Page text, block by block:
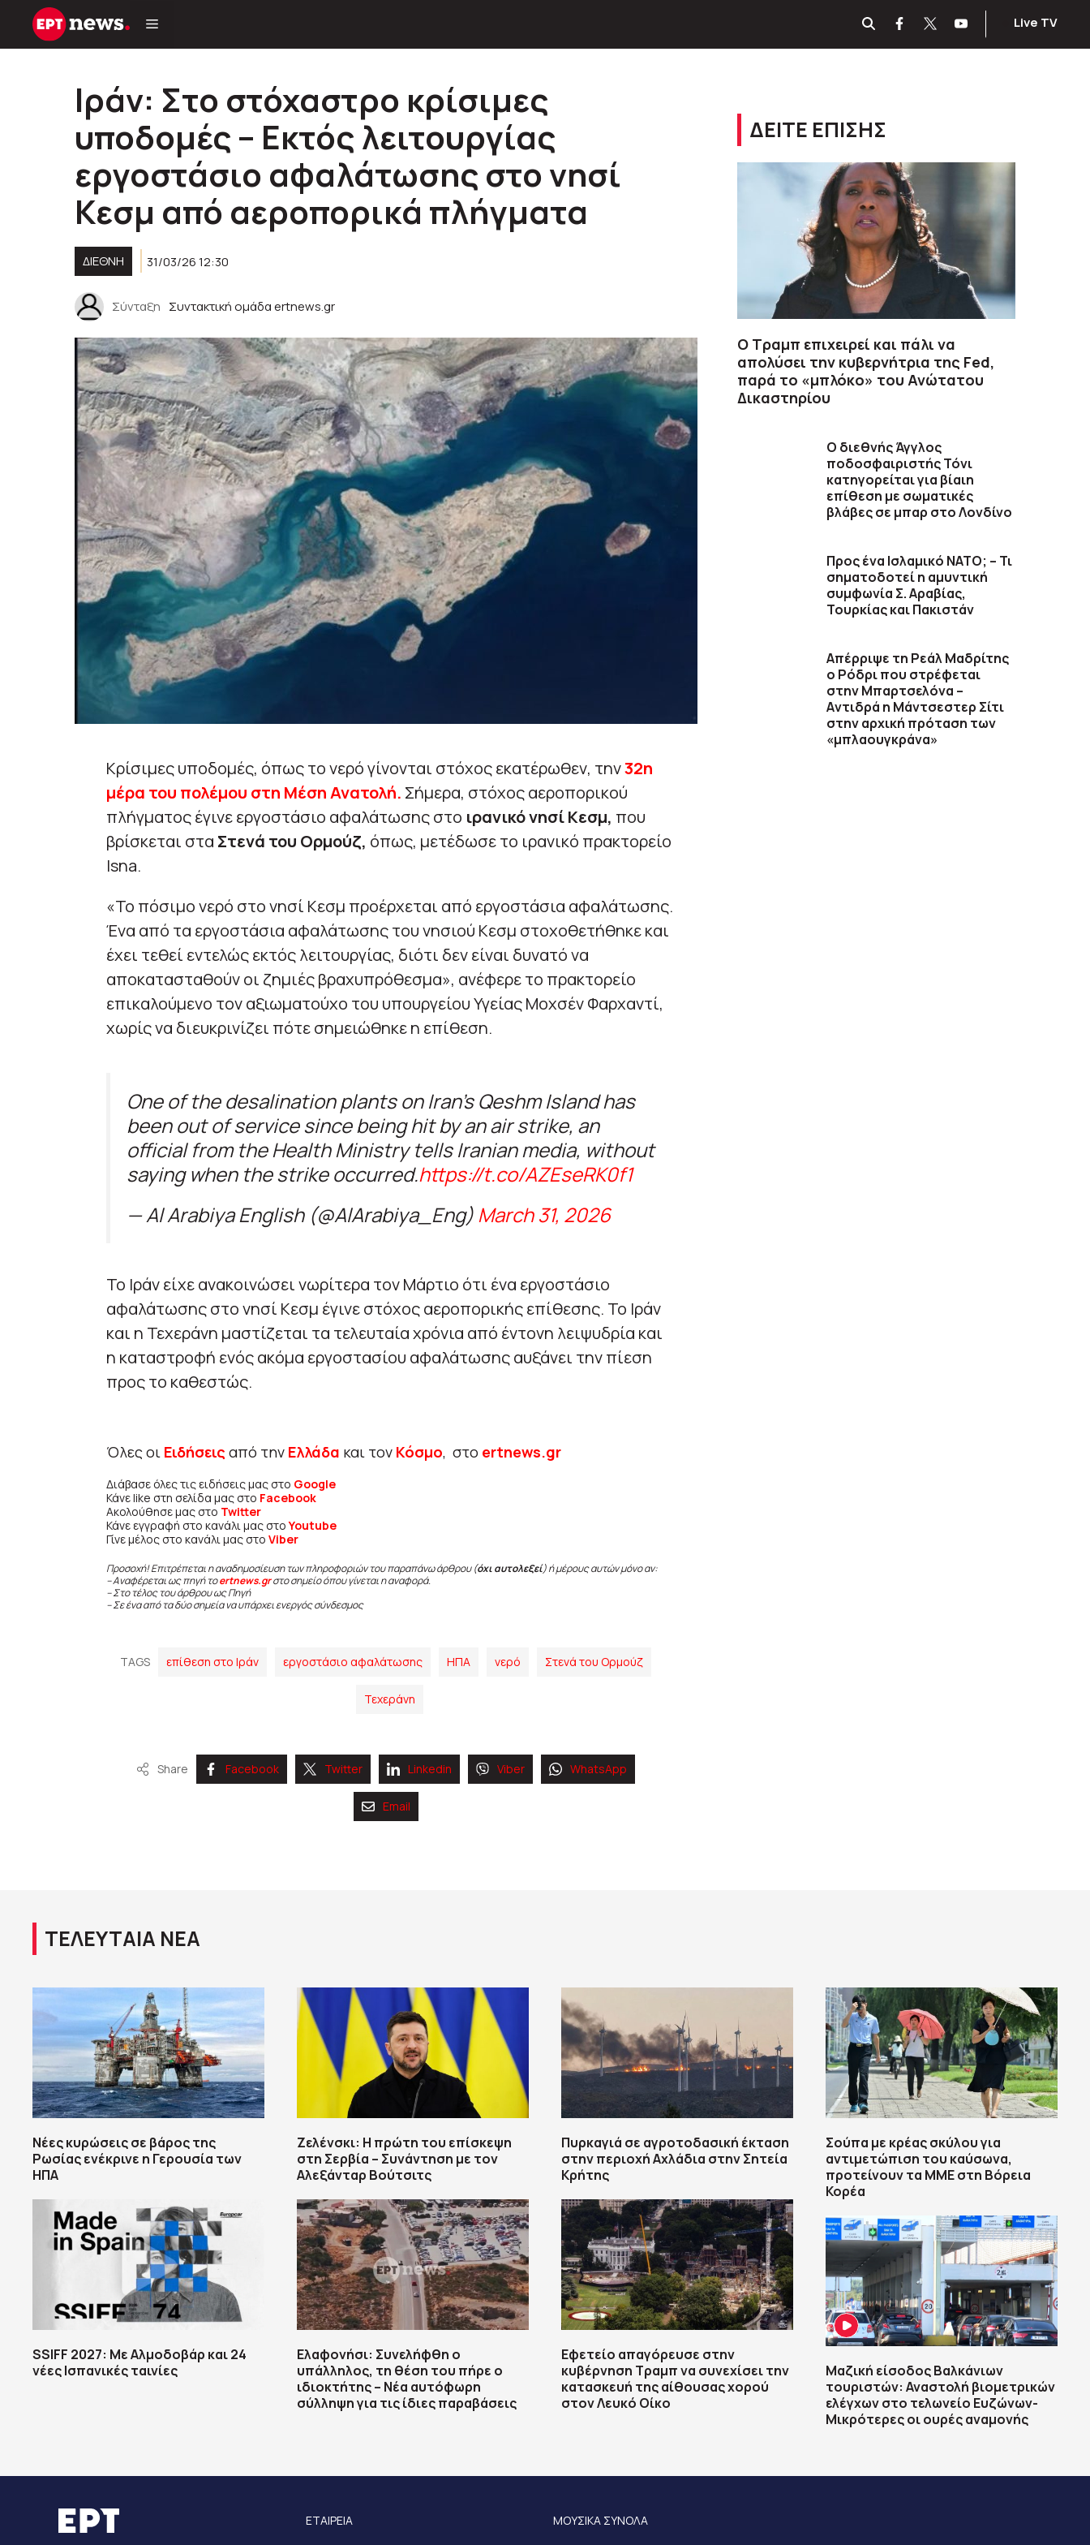
Μετάβαση
Live TV
Ιράν: Στο στόχαστρο κρίσιμες
υποδομές – Εκτός λειτουργίας
εργοστάσιο αφαλάτωσης στο νησί
Κεσμ από αεροπορικά πλήγματα
ΔΙΕΘΝΉ 31/03/26 12:30
Σύνταξη Συντακτική ομάδα ertnews.gr
Κρίσιμες υποδομές, όπως το νερό γίνονται στόχος εκατέρωθεν, την32η
μέρα του πολέμου στη Μέση Ανατολή. Σήμερα, στόχος αεροπορικού
πλήγματος έγινε εργοστάσιο αφαλάτωσης στο ιρανικό νησί Κεσμ, που
βρίσκεται στα Στενά του Ορμούζ, όπως, μετέδωσε το ιρανικό πρακτορείο
Isna.
«Το πόσιμο νερό στο νησί Κεσμ προέρχεται από εργοστάσια αφαλάτωσης.
Ένα από τα εργοστάσια αφαλάτωσης του νησιού Κεσμ στοχοθετήθηκε και
έχει τεθεί εντελώς εκτός λειτουργίας, διότι δεν είναι δυνατό να
αποκατασταθούν οι ζημιές βραχυπρόθεσμα», ανέφερε το πρακτορείο
επικαλούμενο τον αξιωματούχο του υπουργείου Υγείας Μοχσέν Φαρχαντί,
χωρίς να διευκρινίζει πότε σημειώθηκε η επίθεση.
One of the desalination plants on Iran’s Qeshm Island has
been out of service since being hit by an air strike, an
official from the Health Ministry tells Iranian media, without
saying when the strike occurred.https://t.co/AZEseRK0f1
— Al Arabiya English (@AlArabiya_Eng)March 31, 2026
Το Ιράν είχε ανακοινώσει νωρίτερα τον Μάρτιο ότι ένα εργοστάσιο
αφαλάτωσης στο νησί Κεσμ έγινε στόχος αεροπορικής επίθεσης. Το Ιράν
και η Τεχεράνη μαστίζεται τα τελευταία χρόνια από έντονη λειψυδρία και
η καταστροφή ενός ακόμα εργοστασίου αφαλάτωσης αυξάνει την πίεση
προς το καθεστώς.
Όλες οι Ειδήσεις από την Ελλάδα και τον Κόσμο, στο ertnews.gr
Διάβασε όλες τις ειδήσεις μας στο Google
Κάνε like στη σελίδα μας στο Facebook
Ακολούθησε μας στο Twitter
Κάνε εγγραφή στο κανάλι μας στοYoutube
Γίνε μέλος στο κανάλι μας στο Viber
Προσοχή! Επιτρέπεται η αναδημοσίευση των πληροφοριών του παραπάνω άρθρου (όχι αυτολεξεί) ή μέρους αυτών μόνο αν:
– Αναφέρεται ως πηγή τοertnews.gr στο σημείο όπου γίνεται η αναφορά.
– Στο τέλος του άρθρου ως Πηγή
– Σε ένα από τα δύο σημεία να υπάρχει ενεργός σύνδεσμος
TAGS επίθεση στο Ιράν εργοστάσιο αφαλάτωσης ΗΠΑ νερό Στενά του Ορμούζ
Τεχεράνη
Share Facebook Twitter Linkedin Viber WhatsApp
Email
ΔΕΙΤΕ ΕΠΙΣΗΣ
Ο Τραμπ επιχειρεί και πάλι να
απολύσει την κυβερνήτρια της Fed,
παρά το «μπλόκο» του Ανώτατου
Δικαστηρίου
Ο διεθνής Άγγλος
ποδοσφαιριστής Τόνι
κατηγορείται για βίαιη
επίθεση με σωματικές
βλάβες σε μπαρ στο Λονδίνο
Προς ένα Ισλαμικό ΝΑΤΟ; – Τι
σηματοδοτεί η αμυντική
συμφωνία Σ. Αραβίας,
Τουρκίας και Πακιστάν
Απέρριψε τη Ρεάλ Μαδρίτης
ο Ρόδρι που στρέφεται
στην Μπαρτσελόνα –
Aντιδρά η Μάντσεστερ Σίτι
στην αρχική πρόταση των
«μπλαουγκράνα»
ΤΕΛΕΥΤΑΙΑ ΝΕΑ
Νέες κυρώσεις σε βάρος της
Ρωσίας ενέκρινε η Γερουσία των
ΗΠΑ
SSIFF 2027: Με Αλμοδοβάρ και 24
νέες Ισπανικές ταινίες
Ζελένσκι: Η πρώτη του επίσκεψη
στη Σερβία – Συνάντηση με τον
Αλεξάνταρ Βούτσιτς
Ελαφονήσι: Συνελήφθη ο
υπάλληλος, τη θέση του πήρε ο
ιδιοκτήτης – Νέα αυτόφωρη
σύλληψη για τις ίδιες παραβάσεις
Πυρκαγιά σε αγροτοδασική έκταση
στην περιοχή Αχλάδια στην Σητεία
Κρήτης
Εφετείο απαγόρευσε στην
κυβέρνηση Τραμπ να συνεχίσει την
κατασκευή της αίθουσας χορού
στον Λευκό Οίκο
Σούπα με κρέας σκύλου για
αντιμετώπιση του καύσωνα,
προτείνουν τα ΜΜΕ στη Βόρεια
Κορέα
Μαζική είσοδος Βαλκάνιων
τουριστών: Αναστολή βιομετρικών
ελέγχων στο τελωνείο Ευζώνων-
Μικρότερες οι ουρές αναμονής
ΕΤΑΙΡΕΙΑ
ΜΟΥΣΙΚΑ ΣΥΝΟΛΑ